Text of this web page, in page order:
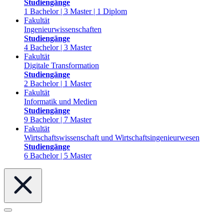
Studiengänge
1 Bachelor | 3 Master | 1 Diplom
Fakultät
Ingenieurwissenschaften
Studiengänge
4 Bachelor | 3 Master
Fakultät
Digitale Transformation
Studiengänge
2 Bachelor | 1 Master
Fakultät
Informatik und Medien
Studiengänge
9 Bachelor | 7 Master
Fakultät
Wirtschaftswissenschaft und Wirtschaftsingenieurwesen
Studiengänge
6 Bachelor | 5 Master